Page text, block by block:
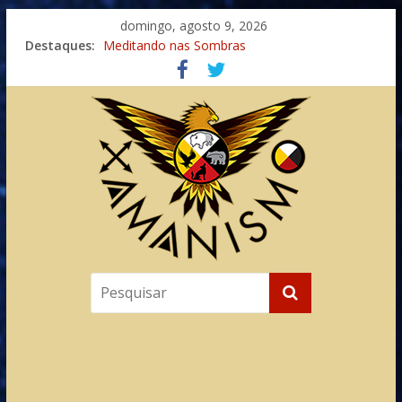
domingo, agosto 9, 2026
Destaques: Meditando nas Sombras
Autosuficiência: A Jornada do Espírito Ancestral
Xamanismo Universal
Totens – Caminho Espiritual – Crescimento
Imaginação na Cura